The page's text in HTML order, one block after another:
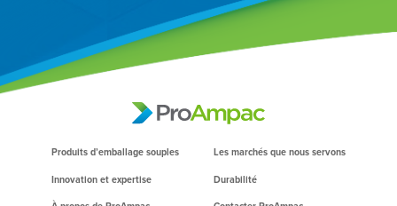
Produits d’emballage souples
Les marchés que nous servons
Innovation et expertise
Durabilité